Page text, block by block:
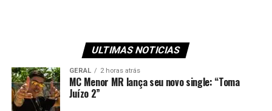
ULTIMAS NOTICIAS
GERAL 2 horas atrás
MC Menor MR lança seu novo single: “Toma
Juízo 2”